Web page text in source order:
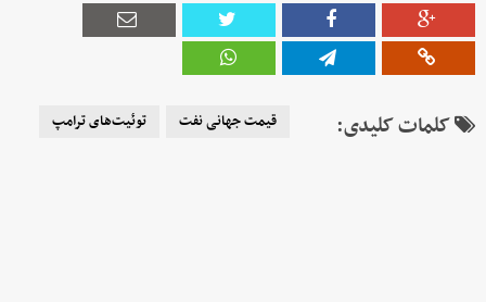
کلمات کلیدی: قیمت جهانی نفت توئیت‌های ترامپ